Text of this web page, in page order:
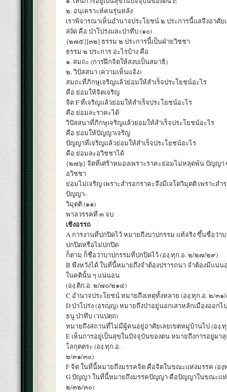
๒. อนุเคราะห์คนรุ่นหลัง
เราพิจารณาเห็นอำนาจประโยชน์ ๒ ประการนี้แลจึงอาศัย
สงัด คือ ป่าโปร่งและป่าทึบ (๑๐)
{๒๗๕}[๓๒] ธรรม ๒ ประการนี้เป็นฝ่ายวิชชา
ธรรม ๒ ประการ อะไรบ้าง คือ
๑. สมถะ (การฝึกจิตให้สงบเป็นสมาธิ)
๒. วิปัสสนา (ความเห็นแจ้ง)
สมถะที่ภิกษุเจริญแล้วย่อมให้สำเร็จประโยชน์อะไร
คือ ย่อมให้จิตเจริญ
จิต F ที่เจริญแล้วย่อมให้สำเร็จประโยชน์อะไร
คือ ย่อมละราคะได้
วิปัสสนาที่ภิกษุเจริญแล้วย่อมให้สำเร็จประโยชน์อะไร
คือ ย่อมให้ปัญญาเจริญ
ปัญญาที่เจริญแล้วย่อมให้สำเร็จประโยชน์อะไร
คือ ย่อมละอวิชชาได้
{๒๗๖} จิตที่เศร้าหมองเพราะราคะย่อมไม่หลุดพ้น ปัญญา
อวิชชา
ย่อมไม่เจริญ เพราะสำรอกราคะจึงมีเจโตวิมุตติ เพราะส
ปัญญา-
วิมุตติ (๑๑)
พาลวรรคที่ ๓ จบ
เชิงอรรถ
A การงานที่ปกปิดไว้ หมายถึงบาปกรรม แท้จริง ขึ้นชื่อว่า
ปกปิดหรือไม่ปกปิด
ก็ตาม ก็ชื่อว่าบาปกรรมที่ปกปิดไว้ (องฺ.ทุก.อ. ๒/๒๗/๒๙)
B พึงหวังได้ ในที่นี้หมายถึงจำต้องปรารถนา จำต้องมีแน่น
ในคตินั้น ๆ แน่นอน
(องฺ.ติก.อ. ๒/๗๐/๒๑๔)
C อำนาจประโยชน์ หมายถึงเหตุทั้งหลาย (องฺ.ทุก.อ. ๒/๓๑
D ป่าโปร่ง (อรญฺญ) หมายถึงป่าอยู่นอกเสาหลักเมืองออก
ธนู ป่าทึบ (วนปตฺถ)
หมายถึงสถานที่ไม่มีผู้คนอยู่อาศัยเลยเขตหมู่บ้านไป (องฺ.
E เห็นการอยู่เป็นสุขในปัจจุบันของตน หมายถึงการอยู่ผา
โลกุตตระ (องฺ.ทุก.อ.
๒/๓๑/๓๐)
F จิต ในที่นี้หมายถึงมรรคจิต คือจิตในขณะแห่งมรรค (อ
G ปัญญา ในที่นี้หมายถึงมรรคปัญญา คือปัญญาในขณะแห่
๒/๓๒/๓๐)